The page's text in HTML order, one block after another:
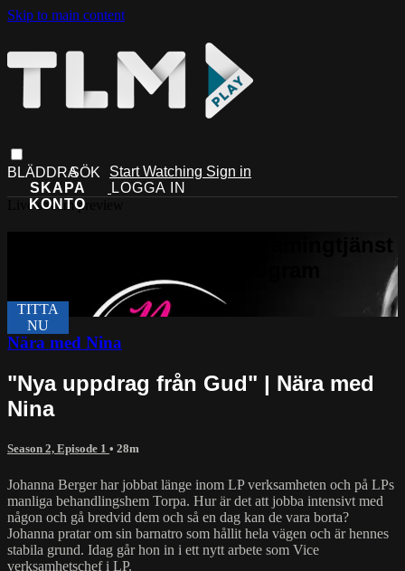
Skip to main content
Start Watching Sign in
Live stream preview
Nära med Nina
"Nya uppdrag från Gud" | Nära med
Nina
Season 2, Episode 1 • 28m
Johanna Berger har jobbat länge inom LP verksamheten och på LPs
manliga behandlingshem Torpa. Hur är det att jobba intensivt med
någon och gå bredvid dem och så en dag kan de vara borta?
Johanna pratar om sin barnatro som hållit hela vägen och är hennes
stabila grund. Idag går hon in i ett nytt arbete som Vice
verksamhetschef i LP.